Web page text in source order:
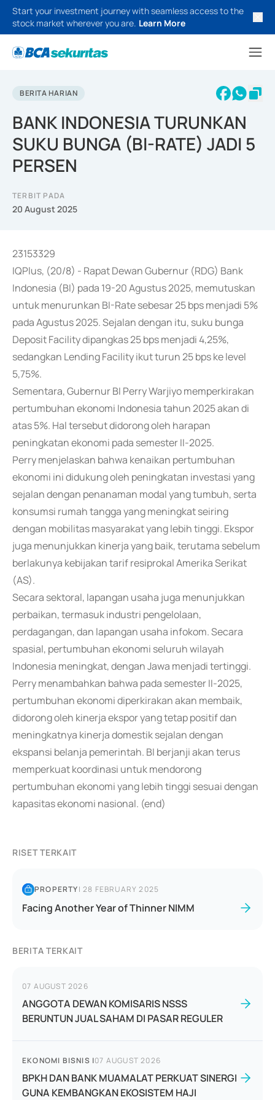
Start your investment journey with seamless access to the
stock market wherever you are. Learn More
BERITA HARIAN
BANK INDONESIA TURUNKAN
SUKU BUNGA (BI-RATE) JADI 5
PERSEN
TERBIT PADA
20 August 2025
23153329
IQPlus, (20/8) - Rapat Dewan Gubernur (RDG) Bank
Indonesia (BI) pada 19-20 Agustus 2025, memutuskan
untuk menurunkan BI-Rate sebesar 25 bps menjadi 5%
pada Agustus 2025. Sejalan dengan itu, suku bunga
Deposit Facility dipangkas 25 bps menjadi 4,25%,
sedangkan Lending Facility ikut turun 25 bps ke level
5,75%.
Sementara, Gubernur BI Perry Warjiyo memperkirakan
pertumbuhan ekonomi Indonesia tahun 2025 akan di
atas 5%. Hal tersebut didorong oleh harapan
peningkatan ekonomi pada semester II-2025.
Perry menjelaskan bahwa kenaikan pertumbuhan
ekonomi ini didukung oleh peningkatan investasi yang
sejalan dengan penanaman modal yang tumbuh, serta
konsumsi rumah tangga yang meningkat seiring
dengan mobilitas masyarakat yang lebih tinggi. Ekspor
juga menunjukkan kinerja yang baik, terutama sebelum
berlakunya kebijakan tarif resiprokal Amerika Serikat
(AS).
Secara sektoral, lapangan usaha juga menunjukkan
perbaikan, termasuk industri pengelolaan,
perdagangan, dan lapangan usaha infokom. Secara
spasial, pertumbuhan ekonomi seluruh wilayah
Indonesia meningkat, dengan Jawa menjadi tertinggi.
Perry menambahkan bahwa pada semester II-2025,
pertumbuhan ekonomi diperkirakan akan membaik,
didorong oleh kinerja ekspor yang tetap positif dan
meningkatnya kinerja domestik sejalan dengan
ekspansi belanja pemerintah. BI berjanji akan terus
memperkuat koordinasi untuk mendorong
pertumbuhan ekonomi yang lebih tinggi sesuai dengan
kapasitas ekonomi nasional. (end)
RISET TERKAIT
PROPERTY|28 FEBRUARY 2025
Facing Another Year of Thinner NIMM
BERITA TERKAIT
07 AUGUST 2026
ANGGOTA DEWAN KOMISARIS NSSS
BERUNTUN JUAL SAHAM DI PASAR REGULER
EKONOMI BISNIS |07 AUGUST 2026
BPKH DAN BANK MUAMALAT PERKUAT SINERGI
GUNA KEMBANGKAN EKOSISTEM HAJI